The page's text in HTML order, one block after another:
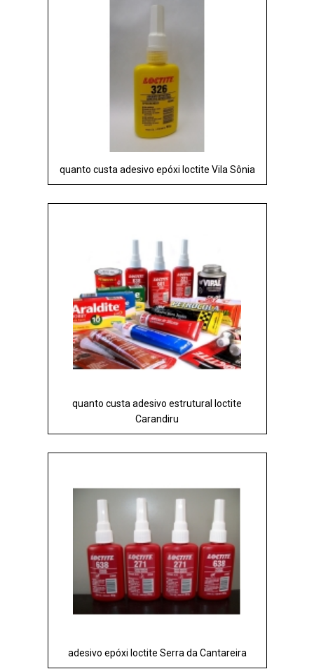
quanto custa adesivo epóxi loctite Vila Sônia
quanto custa adesivo estrutural loctite
Carandiru
adesivo epóxi loctite Serra da Cantareira